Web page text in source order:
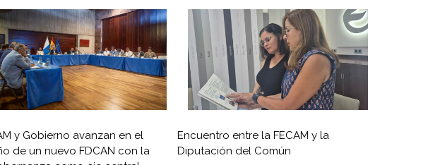
y Gobierno avanzan en el
de un nuevo FDCAN con la
Encuentro entre la FECAM y la
Diputación del Común